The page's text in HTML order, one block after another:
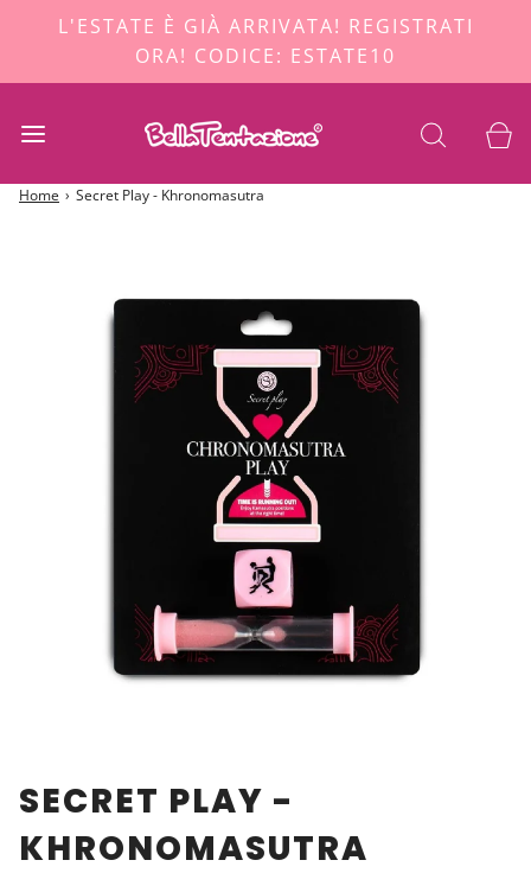
L'ESTATE È GIÀ ARRIVATA! REGISTRATI
ORA! CODICE: ESTATE10
Home › Secret Play - Khronomasutra
SECRET PLAY -
KHRONOMASUTRA